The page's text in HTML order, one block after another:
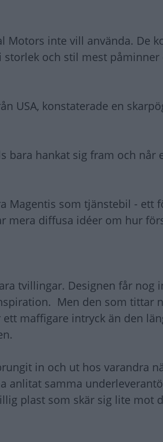
Motors inte vill använda. De
och stil mest påminner
USA, konstaterade en
bara hankat sig fram och når
Magentis som tjänstebil - ett
mera diffusa idéer om hur
tvillingar. Designen får nog
Men den som tittar
maffigare intryck än den
in och ut hos varandra
anlitat samma
plast som skär sig lite mot